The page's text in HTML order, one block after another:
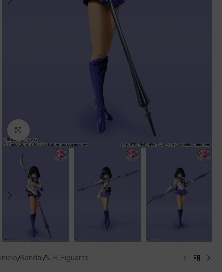
Clic para ampliar
Inicio/Bandai/S. H. Figuarts